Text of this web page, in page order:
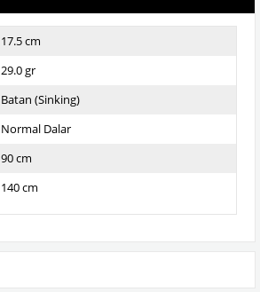
17.5 cm
29.0 gr
Batan (Sinking)
Normal Dalar
90 cm
140 cm